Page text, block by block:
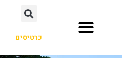
כרטיסים